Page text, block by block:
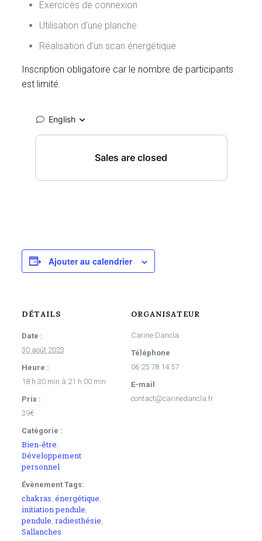
Exercices de connexion
Utilisation d’une planche
Réalisation d’un scan énergétique
Inscription obligatoire car le nombre de participants
est limité.
Ajouter au calendrier
DÉTAILS
Date :
30 août 2023
Heure :
18 h 30 min à 21 h 00 min
Prix :
39€
Catégorie :
Bien-être
Développement
personnel
Évènement Tags:
chakras énergétique
initiation pendule
pendule radiesthésie
Sallanches
ORGANISATEUR
Carine Dancla
Téléphone
06 25 78 14 57
E-mail
contact@carinedancla.fr